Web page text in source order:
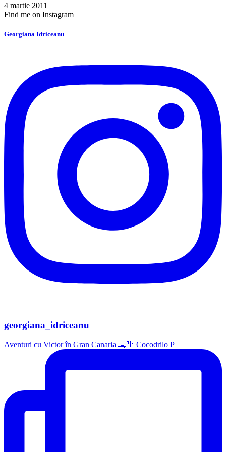
4 martie 2011
Find me on Instagram
Georgiana Idriceanu
georgiana_idriceanu
Aventuri cu Victor în Gran Canaria 🐊🌴 Cocodrilo P